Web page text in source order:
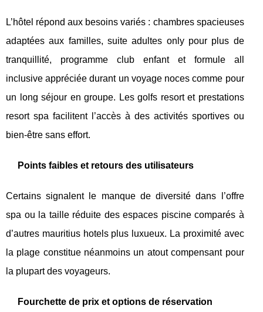
L’hôtel répond aux besoins variés : chambres spacieuses
adaptées aux familles, suite adultes only pour plus de
tranquillité, programme club enfant et formule all
inclusive appréciée durant un voyage noces comme pour
un long séjour en groupe. Les golfs resort et prestations
resort spa facilitent l’accès à des activités sportives ou
bien-être sans effort.
Points faibles et retours des utilisateurs
Certains signalent le manque de diversité dans l’offre
spa ou la taille réduite des espaces piscine comparés à
d’autres mauritius hotels plus luxueux. La proximité avec
la plage constitue néanmoins un atout compensant pour
la plupart des voyageurs.
Fourchette de prix et options de réservation